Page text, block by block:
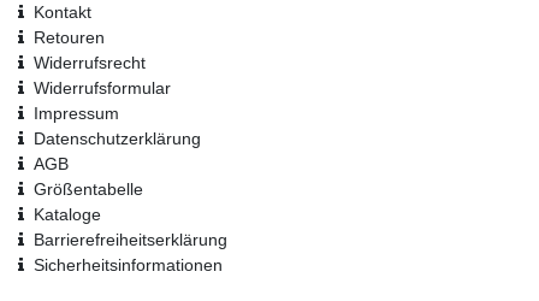
Kontakt
Retouren
Widerrufsrecht
Widerrufs­formular
Impressum
Daten­schutz­erklärung
AGB
Größentabelle
Kataloge
Barrierefreiheitserklärung
Sicherheitsinformationen